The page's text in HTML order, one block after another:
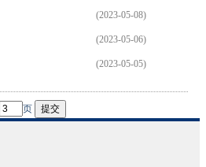
(2023-05-08)
(2023-05-06)
(2023-05-05)
页